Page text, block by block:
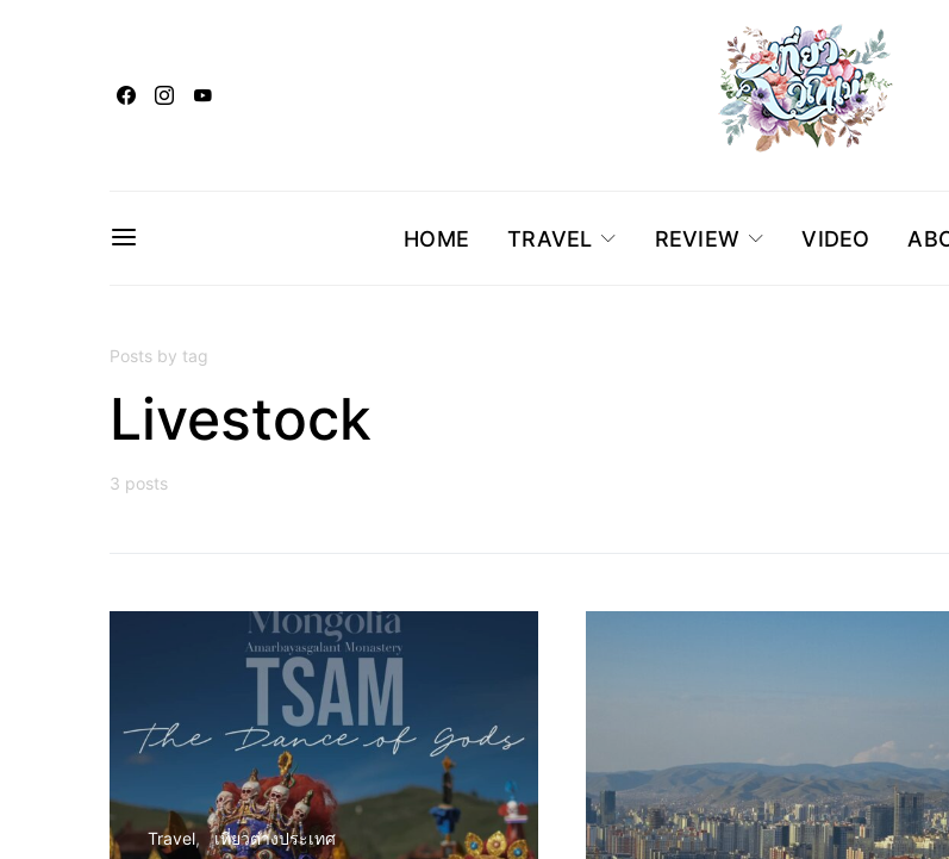
HOME TRAVEL REVIEW VIDEO
Posts by tag
Livestock
3 posts
Travel เที่ยวต่างประเทศ